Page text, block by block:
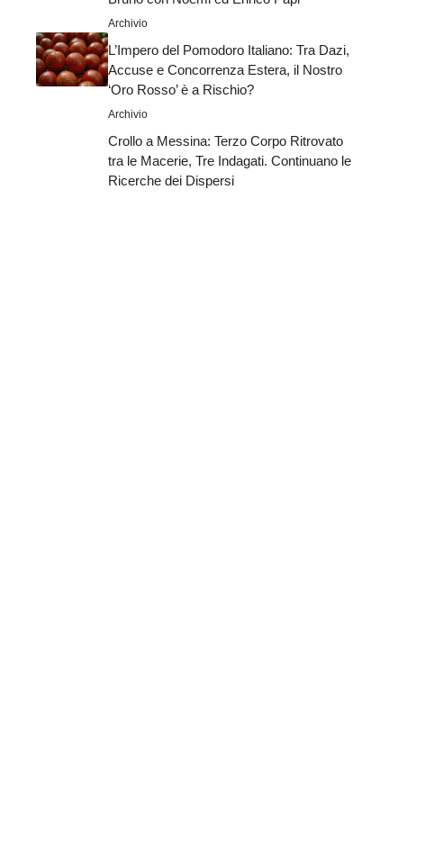
Archivio
L’Impero del Pomodoro Italiano: Tra Dazi,
Accuse e Concorrenza Estera, il Nostro
‘Oro Rosso’ è a Rischio?
Archivio
Crollo a Messina: Terzo Corpo Ritrovato
tra le Macerie, Tre Indagati. Continuano le
Ricerche dei Dispersi